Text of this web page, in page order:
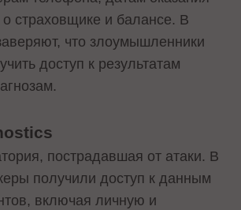
страховщике и балансе. В
что злоумышленники
доступ к результатам
пострадавшая от атаки. В
получили доступ к данным
включая личную и